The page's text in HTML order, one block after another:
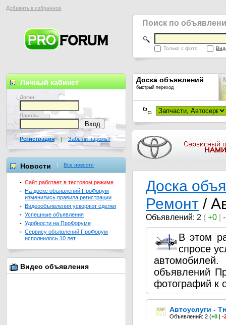
Добавить в избранное
Поиск по
Только с фото
Доска объявлений
быстрый переход
Доска
Ремонт /
Объявлений: 2 ( +0 |
В этом
спросе
объявлений
фотографий к
Автоуслуги -
Объявлений: 2 (+0 | -
Личный кабинет
Логин:
Пароль:
Регистрация | Забыли пароль?
Новости Все новости
- Сайт работает в тестовом режиме
- На доске объявлений ПроФорум
изменились правила регистрации
- Видеообъявления ускоряют сделки
- Успешные объявления
- Удобности на ПроФоруме
- Сервису объявлений ПроФорум
исполнилось 10 лет
Видео объявления